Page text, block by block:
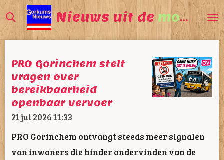
Ga
direct
naar
de
hoofdinhoud
Nieuws uit de mooiste
PRO Gorinchem stelt
vragen over
bereikbaarheid
openbaar vervoer
21 jul 202611:33
PRO Gorinchem ontvangt steeds meer signalen
van inwoners die hinder ondervinden van de